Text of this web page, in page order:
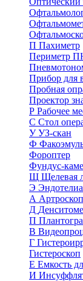
П Пахиметр
Периметр
Прибор для
Пробная
Проектор
Р Рабочее
С Стол
УУЗ-скан
Ф
Фороптер
Фундус-
Щ Щелевая
Э
А Артроскоп
Д
П
В
Г
Гистероскоп
Е Емкость
И